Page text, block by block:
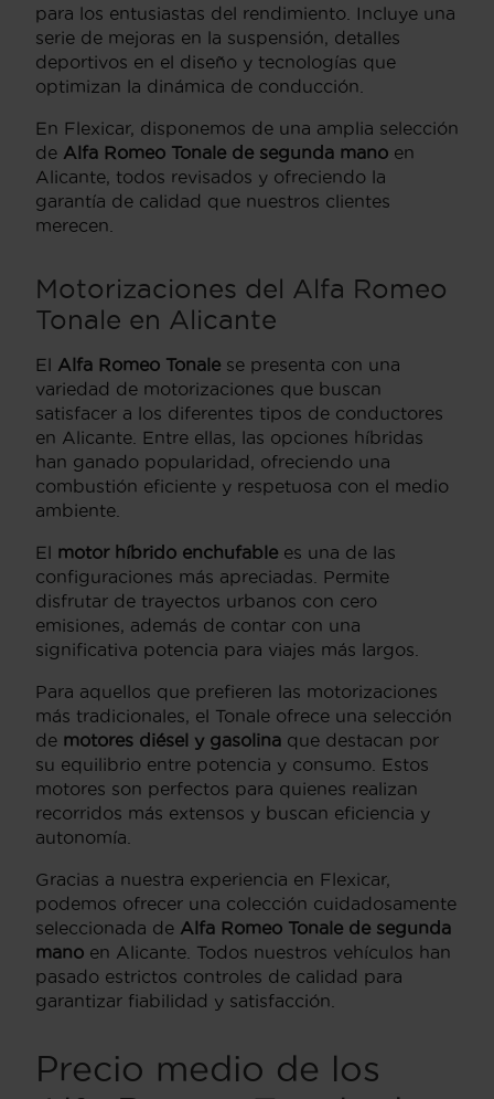
para los entusiastas del rendimiento. Incluye una
serie de mejoras en la suspensión, detalles
deportivos en el diseño y tecnologías que
optimizan la dinámica de conducción.
En Flexicar, disponemos de una amplia selección
de Alfa Romeo Tonale de segunda mano en
Alicante, todos revisados y ofreciendo la
garantía de calidad que nuestros clientes
merecen.
Motorizaciones del Alfa Romeo
Tonale en Alicante
El Alfa Romeo Tonale se presenta con una
variedad de motorizaciones que buscan
satisfacer a los diferentes tipos de conductores
en Alicante. Entre ellas, las opciones híbridas
han ganado popularidad, ofreciendo una
combustión eficiente y respetuosa con el medio
ambiente.
El motor híbrido enchufable es una de las
configuraciones más apreciadas. Permite
disfrutar de trayectos urbanos con cero
emisiones, además de contar con una
significativa potencia para viajes más largos.
Para aquellos que prefieren las motorizaciones
más tradicionales, el Tonale ofrece una selección
de motores diésel y gasolina que destacan por
su equilibrio entre potencia y consumo. Estos
motores son perfectos para quienes realizan
recorridos más extensos y buscan eficiencia y
autonomía.
Gracias a nuestra experiencia en Flexicar,
podemos ofrecer una colección cuidadosamente
seleccionada de Alfa Romeo Tonale de segunda
mano en Alicante. Todos nuestros vehículos han
pasado estrictos controles de calidad para
garantizar fiabilidad y satisfacción.
Precio medio de los